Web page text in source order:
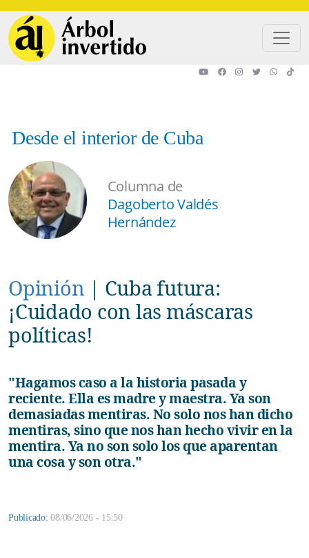
Desde el interior de Cuba
Columna de
Dagoberto Valdés
Hernández
Opinión | Cuba futura:
¡Cuidado con las máscaras
políticas!
"Hagamos caso a la historia pasada y
reciente. Ella es madre y maestra. Ya son
demasiadas mentiras. No solo nos han dicho
mentiras, sino que nos han hecho vivir en la
mentira. Ya no son solo los que aparentan
una cosa y son otra."
Publicado:08/06/2026 - 15:50